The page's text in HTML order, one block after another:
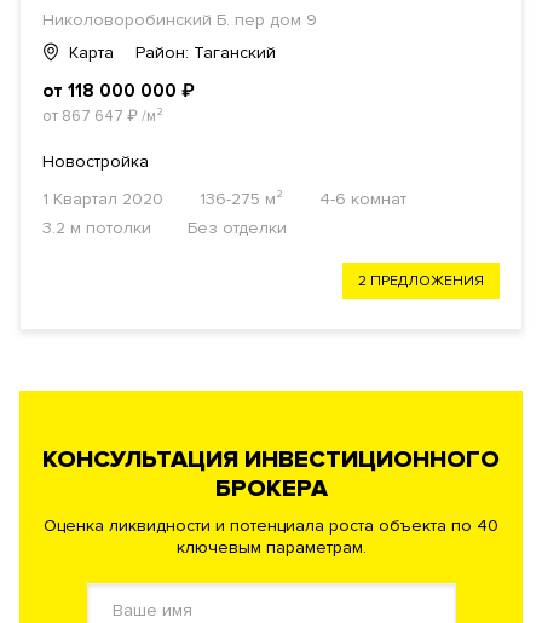
Николоворобинский Б. пер дом 9
Карта
Район: Таганский
от 118 000 000 ₽
от 867 647 ₽/м²
Новостройка
1 Квартал 2020
136-275 м²
4-6 комнат
3.2 м потолки
Без отделки
2 ПРЕДЛОЖЕНИЯ
КОНСУЛЬТАЦИЯ ИНВЕСТИЦИОННОГО
БРОКЕРА
Оценка ликвидности и потенциала роста объекта по 40
ключевым параметрам.